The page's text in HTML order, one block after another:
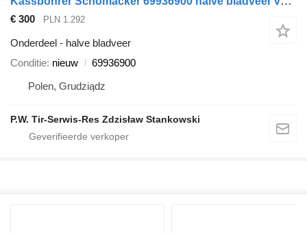
€ 300 PLN 1.292
Onderdeel - halve bladveer
Conditie nieuw
69936900
Polen, Grudziądz
P.W. Tir-Serwis-Res Zdzisław Stankowski